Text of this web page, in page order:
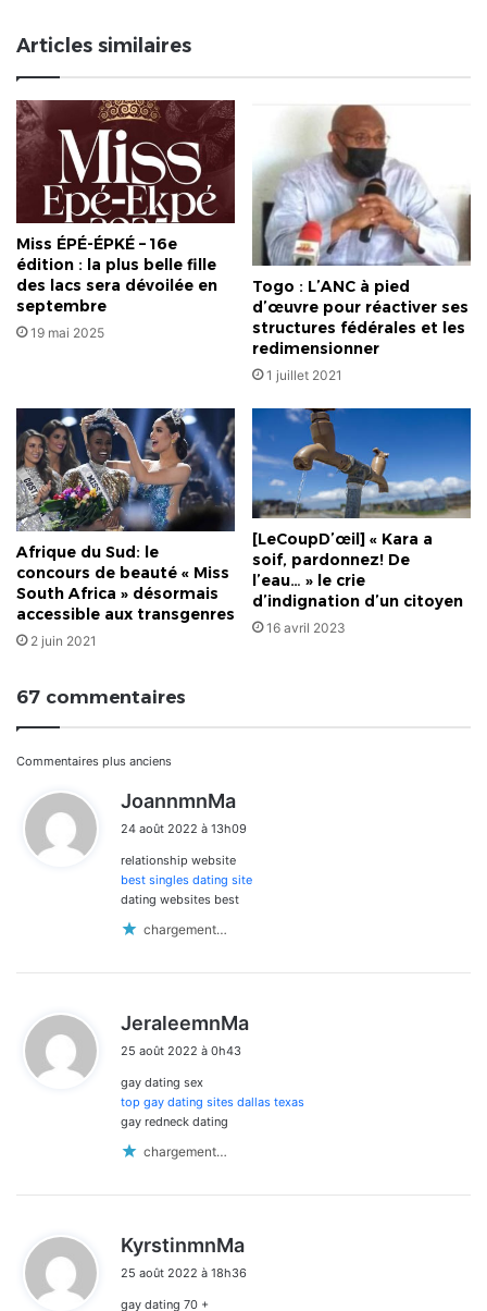
en
2021
Articles similaires
Miss ÉPÉ-ÉPKÉ – 16e
édition : la plus belle fille
des lacs sera dévoilée en
septembre
19 mai 2025
Togo : L’ANC à pied
d’œuvre pour réactiver ses
structures fédérales et les
redimensionner
1 juillet 2021
Afrique du Sud: le
concours de beauté « Miss
South Africa » désormais
accessible aux transgenres
2 juin 2021
[LeCoupD’œil] « Kara a
soif, pardonnez! De
l’eau… » le crie
d’indignation d’un citoyen
16 avril 2023
67 commentaires
Navigation
dans
les
commentaires
Commentaires plus anciens
JoannmnMa
t
:
24 août 2022 à 13h09
relationship website
best singles dating site
dating websites best
chargement…
JeraleemnMa
:
25 août 2022 à 0h43
gay dating sex
top gay dating sites dallas texas
gay redneck dating
chargement…
KyrstinmnMa
t
25 août 2022 à 18h36
gay dating 70 +